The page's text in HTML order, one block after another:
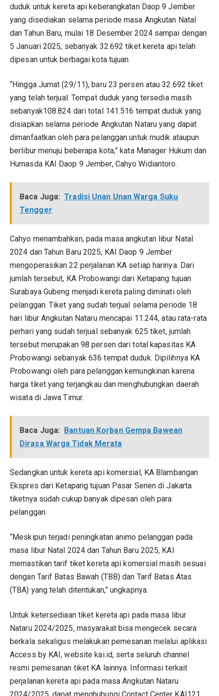
duduk untuk kereta api keberangkatan Daop 9 Jember
yang disediakan selama periode masa Angkutan Natal
dan Tahun Baru, mulai 18 Desember 2024 sampai dengan
5 Januari 2025, sebanyak 32.692 tiket kereta api telah
dipesan untuk berbagai kota tujuan.
“Hingga Jumat (29/11), baru 23 persen atau 32.692 tiket
yang telah terjual. Tempat duduk yang tersedia masih
sebanyak108.824 dari total 141.516 tempat duduk yang
disiapkan selama periode Angkutan Nataru yang dapat
dimanfaatkan oleh para pelanggan untuk mudik ataupun
berlibur menuju beberapa kota,” kata Manager Hukum dan
Humasda KAI Daop 9 Jember, Cahyo Widiantoro.
Baca Juga: Tradisi Unan Unan Warga Suku
Tengger
Cahyo menambahkan, pada masa angkutan libur Natal
2024 dan Tahun Baru 2025, KAI Daop 9 Jember
mengoperasikan 22 perjalanan KA setiap harinya. Dari
jumlah tersebut, KA Probowangi dari Ketapang tujuan
Surabaya Gubeng menjadi kereta paling diminati oleh
pelanggan. Tiket yang sudah terjual selama periode 18
hari libur Angkutan Nataru mencapai 11.244, atau rata-rata
perhari yang sudah terjual sebanyak 625 tiket, jumlah
tersebut merupakan 98 persen dari total kapasitas KA
Probowangi sebanyak 636 tempat duduk. Dipilihnya KA
Probowangi oleh para pelanggan kemungkinan karena
harga tiket yang terjangkau dan menghubungkan daerah
wisata di Jawa Timur.
Baca Juga:
Bantuan Korban Gempa Bawean
Dirasa Warga Tidak Merata
Sedangkan untuk kereta api komersial, KA Blambangan
Ekspres dari Ketapang tujuan Pasar Senen di Jakarta
tiketnya sudah cukup banyak dipesan oleh para
pelanggan.
“Meskipun terjadi peningkatan animo pelanggan pada
masa libur Natal 2024 dan Tahun Baru 2025, KAI
memastikan tarif tiket kereta api komersial masih sesuai
dengan Tarif Batas Bawah (TBB) dan Tarif Batas Atas
(TBA) yang telah ditentukan,” ungkapnya.
Untuk ketersediaan tiket kereta api pada masa libur
Nataru 2024/2025, masyarakat bisa mengecek secara
berkala sekaligus melakukan pemesanan melalui aplikasi
Access by KAI, website kai.id, serta seluruh channel
resmi pemesanan tiket KA lainnya. Informasi terkait
perjalanan kereta api pada masa Angkutan Nataru